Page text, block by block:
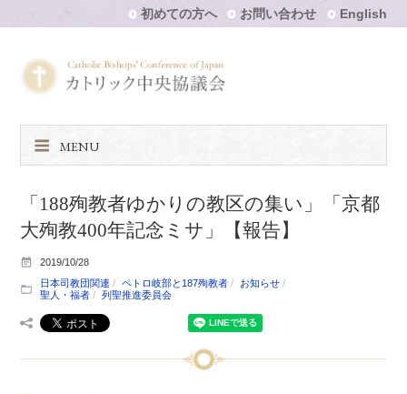
初めての方へ お問い合わせ English
MENU
「188殉教者ゆかりの教区の集い」「京都
大殉教400年記念ミサ」【報告】
2019/10/28
日本司教団関連
ペトロ岐部と187殉教者
お知らせ
聖人・福者
列聖推進委員会